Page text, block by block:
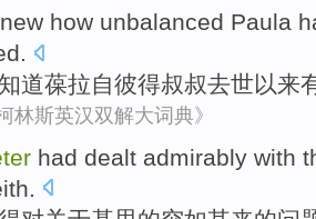
how unbalanced Paula
.
知道葆拉自彼得叔叔去世以来
林斯英汉双解大词典》
had dealt admirably with